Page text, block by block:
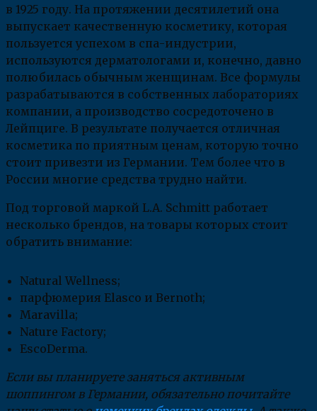
в 1925 году. На протяжении десятилетий она
выпускает качественную косметику, которая
пользуется успехом в спа-индустрии,
используются дерматологами и, конечно, давно
полюбилась обычным женщинам. Все формулы
разрабатываются в собственных лабораториях
компании, а производство сосредоточено в
Лейпциге. В результате получается отличная
косметика по приятным ценам, которую точно
стоит привезти из Германии. Тем более что в
России многие средства трудно найти.
Под торговой маркой L.A. Schmitt работает
несколько брендов, на товары которых стоит
обратить внимание:
Natural Wellness;
парфюмерия Elasco и Bernoth;
Maravilla;
Nature Factory;
EscoDerma.
Если вы планируете заняться активным
шоппингом в Германии, обязательно почитайте